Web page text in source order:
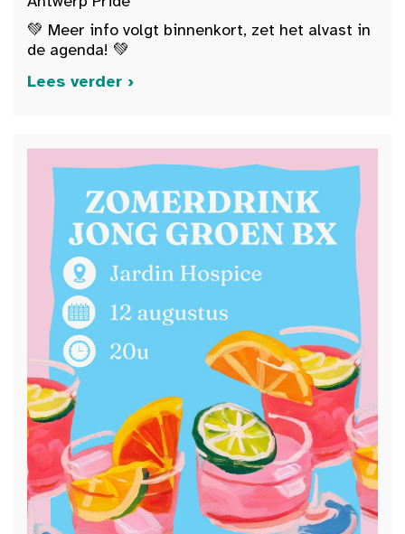
💚 Meer info volgt binnenkort, zet het alvast in
de agenda! 💚
Lees verder ›